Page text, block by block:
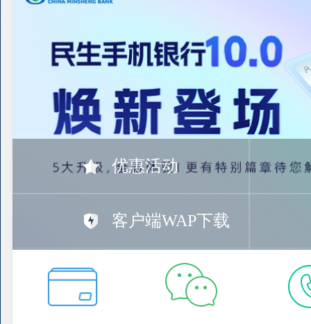
优惠活动
客户端WAP下载